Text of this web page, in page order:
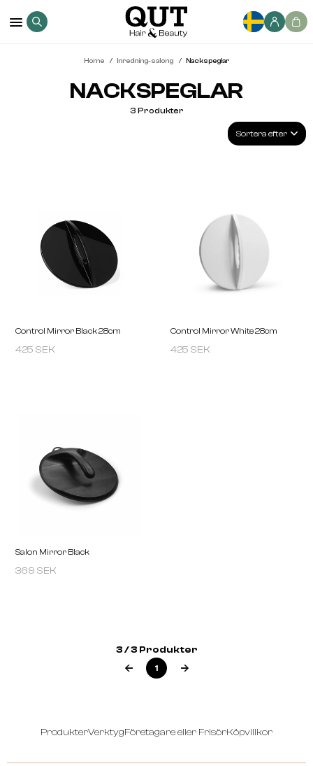
Home Inredning-salong Nackspeglar
NACKSPEGLAR
3 Produkter
Sortera efter
425 SEK 425 SEK
369 SEK
3 / 3 Produkter
1
ProdukterVerktygFöretagare eller FrisörKöpvillkor